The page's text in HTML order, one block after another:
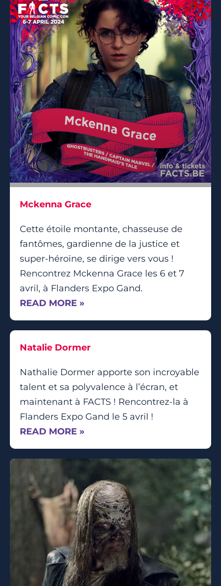
Mckenna Grace
Cette étoile montante, chasseuse de
fantômes, gardienne de la justice et
super-héroïne, se dirige vers vous !
Rencontrez Mckenna Grace les 6 et 7
avril, à Flanders Expo Gand.
READ MORE »
Natalie Dormer
Nathalie Dormer apporte son incroyable
talent et sa polyvalence à l’écran, et
maintenant à FACTS ! Rencontrez-la à
Flanders Expo Gand le 5 avril !
READ MORE »